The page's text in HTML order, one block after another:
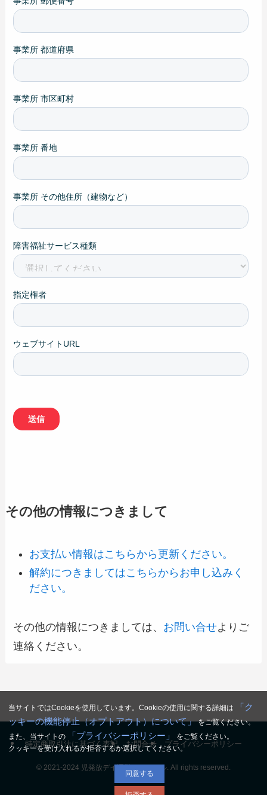
その他の情報につきまして
お支払い情報はこちらから更新ください。
解約につきましてはこちらからお申し込みく
ださい。
その他の情報につきましては、 お問い合せよりご
連絡ください。
特定商取引法に基づく表記 お問合せ プライバシーポリシー
© 2021-2024 児発放デイ運営チャンネル. All rights reserved.
当サイトではCookieを使用しています。Cookieの使用に関する詳細は
「ク
ッキーの機能停止（オプトアウト）について」 をご覧ください。
また、当サイトの
「プライバシーポリシー」
をご覧ください。
クッキーを受け入れるか拒否するか選択してください。
同意する